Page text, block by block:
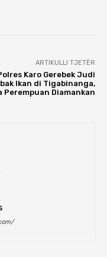
ARTIKULLI TJETËR
Karo Gerebek Judi
Ikan di Tigabinanga,
Perempuan Diamankan